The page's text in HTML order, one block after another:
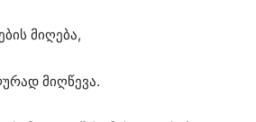
მიღება,
მიღწევა.